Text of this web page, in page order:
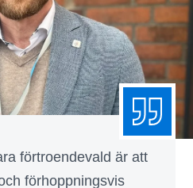
förtroendevald är att
förhoppningsvis